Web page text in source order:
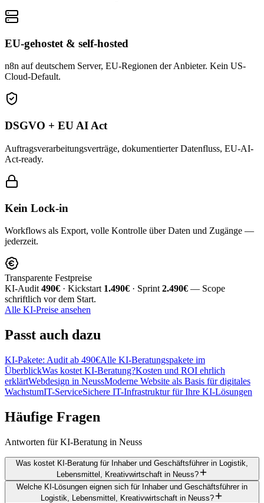
EU-gehostet & self-hosted
n8n auf deutschem Server, EU-Regionen der Anbieter. Kein US-
Cloud-Default.
DSGVO + EU AI Act
Auftragsverarbeitungsverträge, dokumentierter Datenfluss, EU-AI-
Act-ready.
Kein Lock-in
Workflows als Export, volle Kontrolle über Daten und Zugänge —
jederzeit.
Transparente Festpreise
KI-Audit 490€ · Kickstart 1.490€ · Sprint 2.490€ — Scope
schriftlich vor dem Start.
Alle KI-Preise ansehen
Passt auch dazu
KI-Pakete: Audit ab 490€Alle KI-Beratungspakete im
ÜberblickWas kostet KI-Beratung?Kosten und ROI ehrlich
erklärtWebdesign in NeussModerne Website als Basis für digitales
WachstumIT-ServiceSichere IT-Infrastruktur für Ihre KI-Lösungen
Häufige Fragen
Antworten für KI-Beratung in Neuss
Was kostet KI-Beratung für Inhaber und Geschäftsführer in Logistik,
Lebensmittel, Kreativwirtschaft in Neuss?
Welche KI-Lösungen eignen sich für Inhaber und Geschäftsführer in
Logistik, Lebensmittel, Kreativwirtschaft in Neuss?